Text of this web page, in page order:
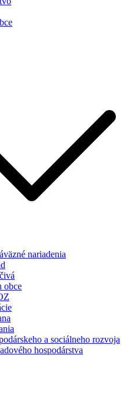
nariadenia
obce
a sociálneho rozvoja
hospodárstva